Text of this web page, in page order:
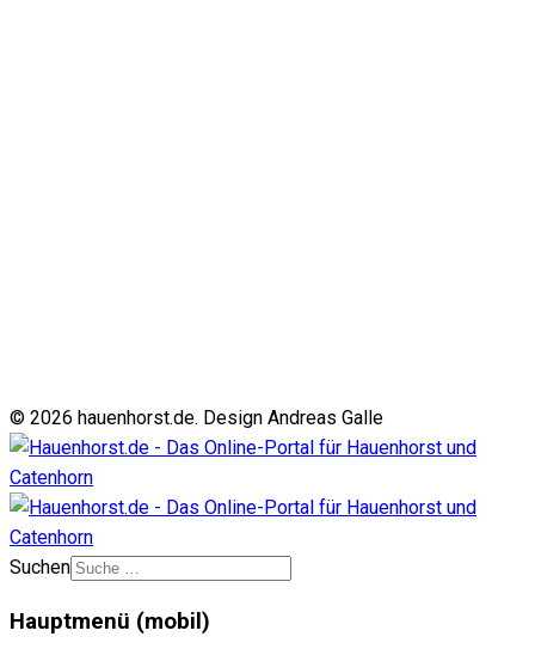
© 2026 hauenhorst.de. Design Andreas Galle
Suchen
Hauptmenü (mobil)